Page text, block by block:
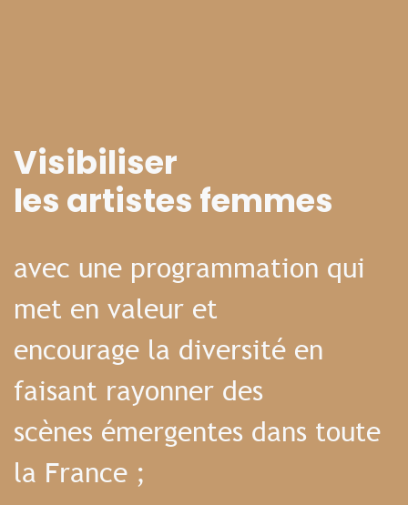
Visibiliser
les artistes femmes
avec une programmation qui
met en valeur et
encourage la diversité en
faisant rayonner des
scènes émergentes dans toute
la France ;